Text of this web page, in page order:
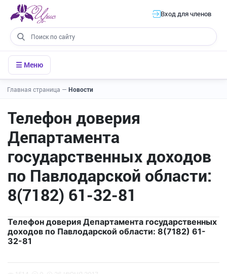
Вход для членов
☰ Меню
Главная страница — Новости
Телефон доверия
Департамента
государственных доходов
по Павлодарской области:
8(7182) 61-32-81
Телефон доверия Департамента государственных
доходов по Павлодарской области: 8(7182) 61-
32-81